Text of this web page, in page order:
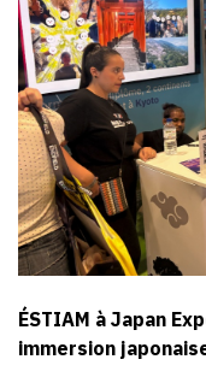
ÉSTIAM à Japan
immersion